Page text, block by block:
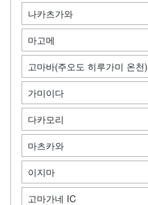
나카츠가와
마고메
고마바(주오도 히루가미 온천)
가미이다
다카모리
마츠카와
이지마
고마가네 IC